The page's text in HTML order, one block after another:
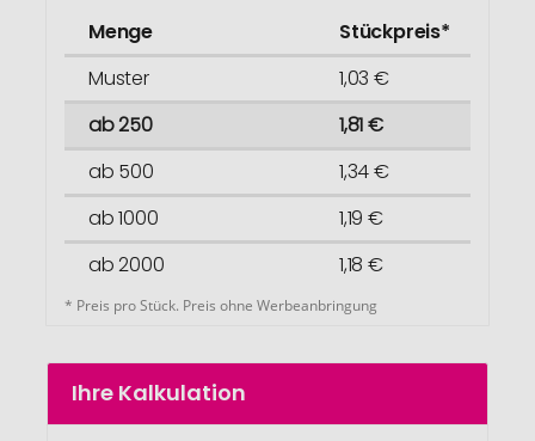
Menge
Stückpreis*
Muster
1,03 €
ab 250
1,81 €
ab 500
1,34 €
ab 1000
1,19 €
ab 2000
1,18 €
* Preis pro Stück. Preis ohne Werbeanbringung
Ihre Kalkulation